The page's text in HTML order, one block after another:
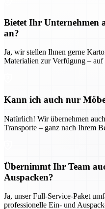
Bietet Ihr Unternehmen
an?
Ja, wir stellen Ihnen gerne
Materialien zur Verfügung –
Kann ich auch nur
Natürlich! Wir übernehmen
Transporte – ganz nach Ihrem
Übernimmt Ihr Team
Auspacken?
Ja, unser Full-Service-Paket
professionelle Ein- und